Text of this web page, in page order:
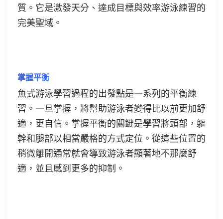
質。它是激發天分、達成目標與效率游泳練習的
完美聖域。
掌握平衡
魚式游泳學習過程的出發點是一系列的平衡練
習。一旦掌握，將幫助游泳者變得比以前更加舒
適，更自信。掌握平衡的關鍵是學習將頭部，軀
幹和腿部以相當嚴格的方式定位。從這些位置的
稍微離開通常就會導致游泳者顯著地不那麼舒
適，並且感到更多的抑制。